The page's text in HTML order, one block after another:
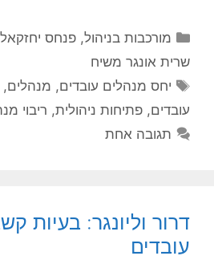
קטגוריות
מורכבות בניהול,פנחס
שרית אונגר משיח
תגיות
יחס מנהלים עובדים, מנהלים,
עובדים, פתיחות ניהולית, ריבוי
תגובה אחת
דרור וליונגר: בעיות
עובדים